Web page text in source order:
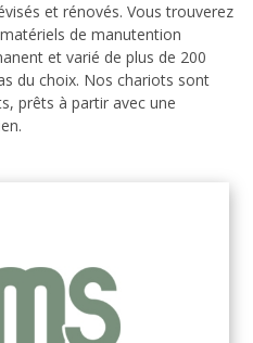
et rénovés. Vous trouverez
de manutention
et varié de plus de 200
du choix. Nos chariots sont
prêts à partir avec une